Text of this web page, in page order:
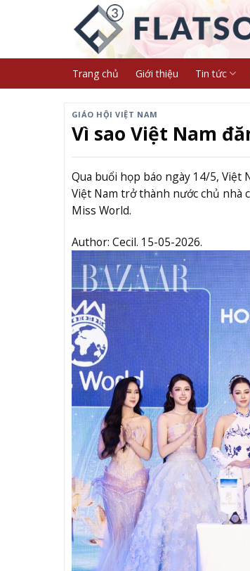
Trang chủ Giới thiệu Tin tức
GIÁO HỘI VIỆT NAM
Vì sao Việt Nam
Qua buổi họp báo ngày 14/5, Việt
Việt Nam trở thành nước chủ nhà
Miss World.
Author: Cecil. 15-05-2026.